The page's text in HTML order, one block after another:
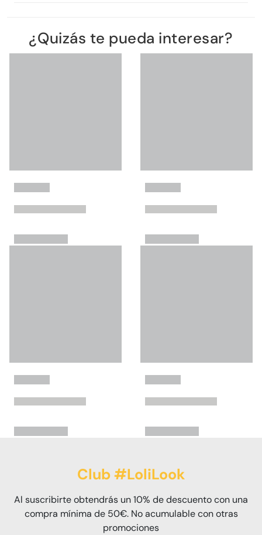
¿Quizás te pueda interesar?
Club #LoliLook
Al suscribirte obtendrás un 10% de descuento con una
compra mínima de 50€. No acumulable con otras
promociones